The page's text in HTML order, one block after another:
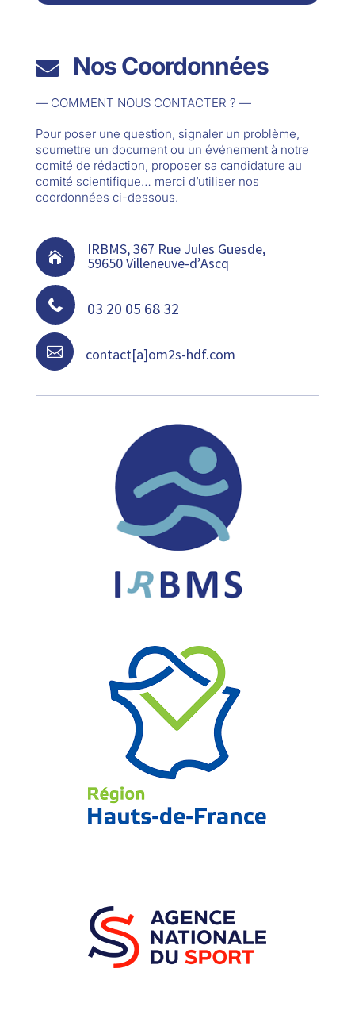
 Nos Coordonnées
— COMMENT NOUS CONTACTER ? —
Pour poser une question, signaler un problème,
soumettre un document ou un événement à notre
comité de rédaction, proposer sa candidature au
comité scientifique… merci d’utiliser nos
coordonnées ci-dessous.
 IRBMS, 367 Rue Jules Guesde,
59650 Villeneuve-d’Ascq
 03 20 05 68 32
 contact[a]om2s-hdf.com